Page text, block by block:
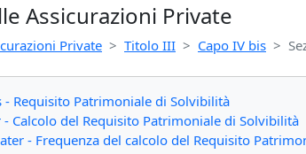
Assicurazioni Private
Private Titolo III Capo IV bis
Requisito Patrimoniale di Solvibilità
Calcolo del Requisito Patrimoniale di Solvibilità
- Frequenza del calcolo del Requisito